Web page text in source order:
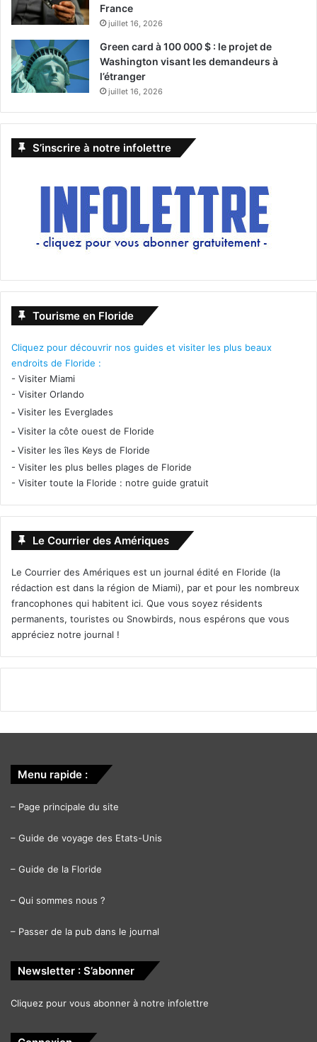
France
juillet 16, 2026
Green card à 100 000 $ : le projet de
Washington visant les demandeurs à
l’étranger
juillet 16, 2026
S’inscrire à notre infolettre
Tourisme en Floride
Cliquez pour découvrir nos guides et visiter les plus beaux
endroits de Floride :
- Visiter Miami
- Visiter Orlando
- Visiter les Everglades
- Visiter la côte ouest de Floride
- Visiter les îles Keys de Floride
- Visiter les plus belles plages de Floride
- Visiter toute la Floride : notre guide gratuit
Le Courrier des Amériques
Le Courrier des Amériques est un journal édité en Floride (la
rédaction est dans la région de Miami), par et pour les nombreux
francophones qui habitent ici. Que vous soyez résidents
permanents, touristes ou Snowbirds, nous espérons que vous
appréciez notre journal !
Menu rapide :
– Page principale du site
– Guide de voyage des Etats-Unis
– Guide de la Floride
– Qui sommes nous ?
– Passer de la pub dans le journal
Newsletter : S’abonner
Cliquez pour vous abonner à notre infolettre